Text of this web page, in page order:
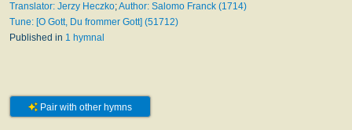
Translator: Jerzy Heczko;Author: Salomo Franck (1714)
Tune: [O Gott, Du frommer Gott] (51712)
Published in 1 hymnal
Pair with other hymns